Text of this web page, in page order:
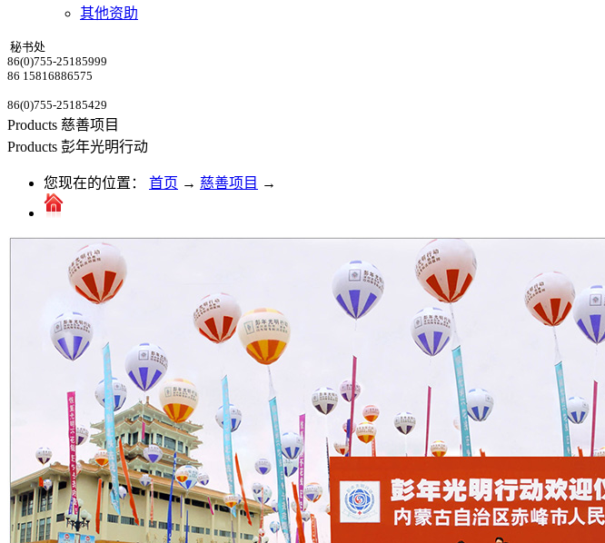
其他资助
秘书处
86(0)755-25185999
86 15816886575
86(0)755-25185429
Products 慈善项目
Products 彭年光明行动
您现在的位置： 首页 → 慈善项目 →